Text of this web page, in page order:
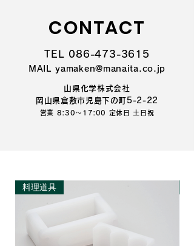
CONTACT
TEL 086-473-3615
MAIL yamaken@manaita.co.jp
山県化学株式会社
岡山県倉敷市児島下の町5-2-22
営業 8:30～17:00 定休日 土日祝
料理道具